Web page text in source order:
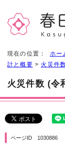
現在の位置： ホー
計と概要 > 火災件
火災件数 (令
ページID 1030886